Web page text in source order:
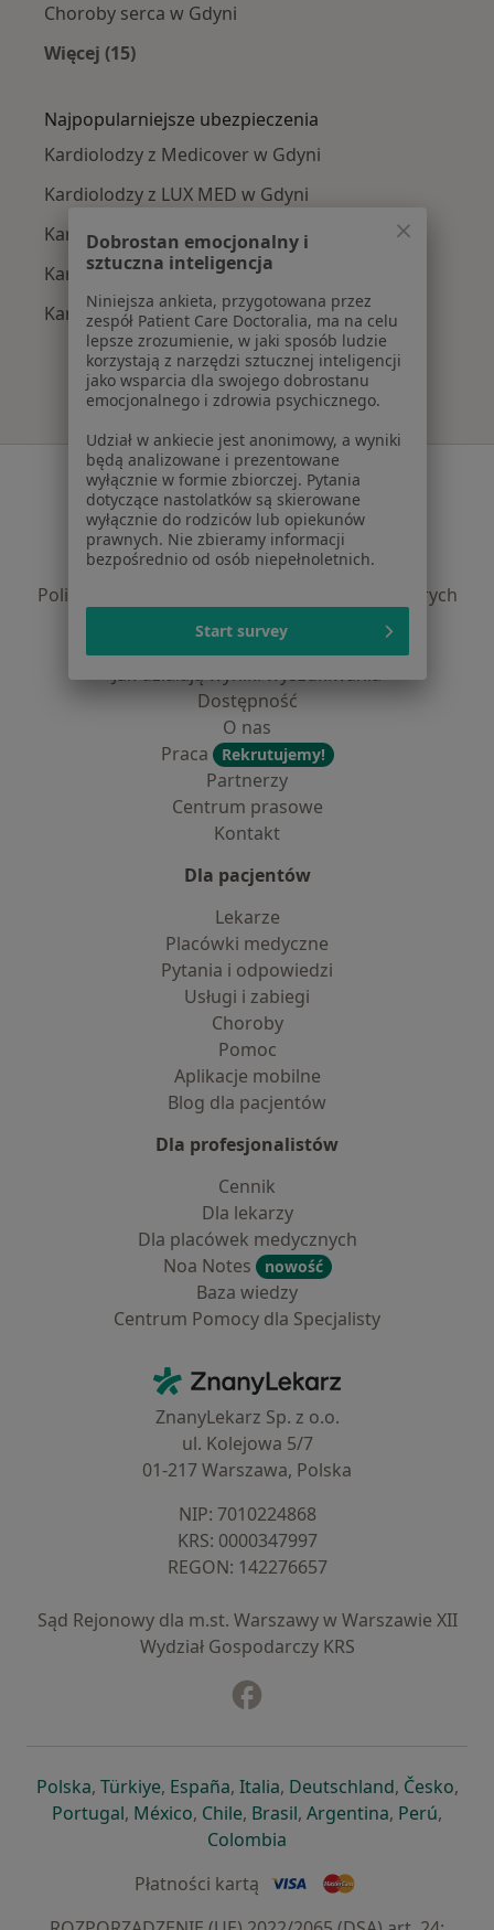
Choroby serca w Gdyni
Więcej (15)
Najpopularniejsze ubezpieczenia
Kardiolodzy z Medicover w Gdyni
Kardiolodzy z LUX MED w Gdyni
Kardiolodzy z JP MEDICA w Gdyni
Kardiolodzy z INTER Polska w Gdyni
Kardiolodzy z SKOK Asekuracja w Gdyni
Serwis
Regulamin
Polityka prywatności pacjentów
Polityka prywatności profesjonalistów
Polityka prywatności dla profesjonalistów, których
dane pozyskaliśmy samodzielnie
Polityka cookies
Jak działają wyniki wyszukiwania
Dostępność
O nas
Praca
Rekrutujemy!
Partnerzy
Centrum prasowe
Kontakt
Dla pacjentów
Lekarze
Placówki medyczne
Pytania i odpowiedzi
Usługi i zabiegi
Choroby
Pomoc
Aplikacje mobilne
Blog dla pacjentów
Dla profesjonalistów
Cennik
Dla lekarzy
Dla placówek medycznych
Noa Notes
nowość
Baza wiedzy
Centrum Pomocy dla Specjalisty
ZnanyLekarz - Strona główna
ZnanyLekarz Sp. z o.o.
ul. Kolejowa 5/7
01-217 Warszawa, Polska
NIP: ⁠7010224868
KRS: ⁠0000347997
REGON: ⁠142276657
Sąd Rejonowy dla m.st. Warszawy w Warszawie XII
Wydział Gospodarczy KRS
Polskaotwiera się w nowej karcie
, Türkiyeotwiera się w nowej karcie
, Españaotwiera się w nowej karcie
, Italiaotwiera się w nowej
, Deutschlandotwiera się
, Česko,
Portugalotwiera się w nowej karcie
, Méxicootwiera się w nowej karcie
, Chileotwiera się w nowej karcie
, Brasilotwiera się w nowej
, Argentinaotwiera się
, Perú,
Colombia
Płatności kartą
Dobrostan emocjonalny i
sztuczna inteligencja
Niniejsza ankieta, przygotowana przez
zespół Patient Care Doctoralia, ma na celu
lepsze zrozumienie, w jaki sposób ludzie
korzystają z narzędzi sztucznej inteligencji
jako wsparcia dla swojego dobrostanu
emocjonalnego i zdrowia psychicznego.
Udział w ankiecie jest anonimowy, a wyniki
będą analizowane i prezentowane
wyłącznie w formie zbiorczej. Pytania
dotyczące nastolatków są skierowane
wyłącznie do rodziców lub opiekunów
prawnych. Nie zbieramy informacji
bezpośrednio od osób niepełnoletnich.
Start survey